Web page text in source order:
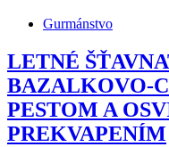
Gurmánstvo
LETNÉ
BAZALKOVO-
PESTOM A
PREKVAPENÍM